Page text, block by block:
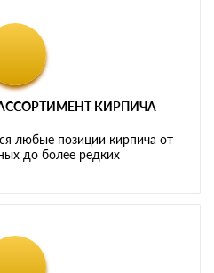
КИРПИЧА
любые позиции кирпича от
до более редких